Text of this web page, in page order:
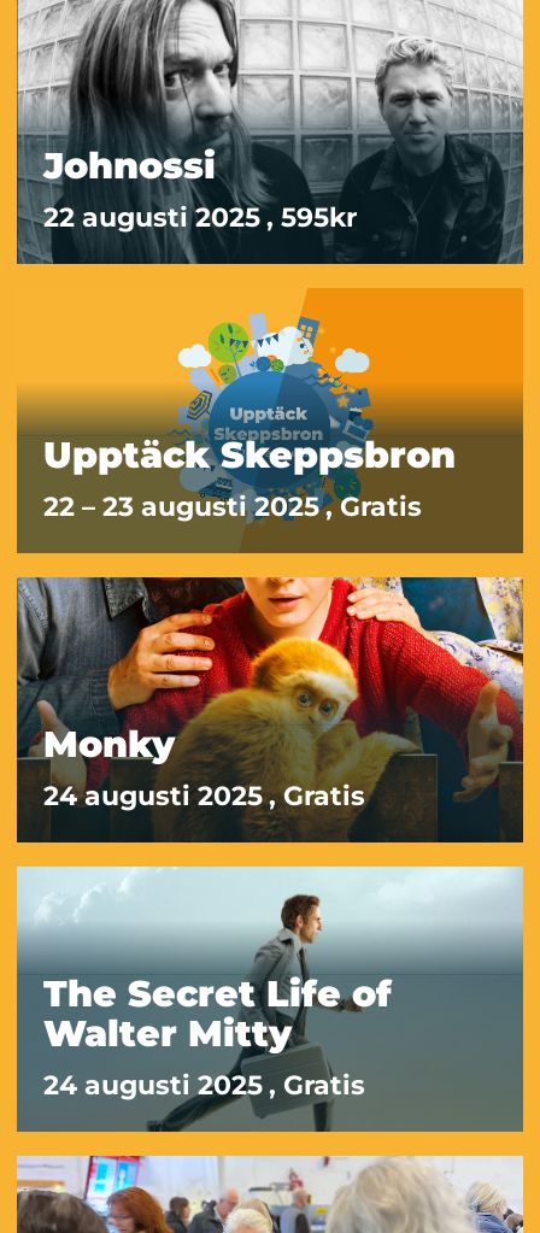
Johnossi
22 augusti 2025, 595kr
Upptäck Skeppsbron
22 – 23 augusti 2025, Gratis
Monky
24 augusti 2025, Gratis
The Secret Life of
Walter Mitty
24 augusti 2025, Gratis